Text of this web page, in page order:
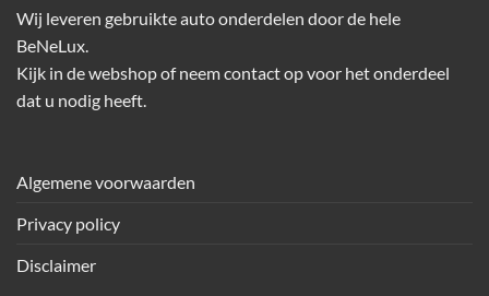
Wij leveren gebruikte auto onderdelen door de hele
BeNeLux.
Kijk in de webshop of neem contact op voor het onderdeel
dat u nodig heeft.
Algemene voorwaarden
Privacy policy
Disclaimer